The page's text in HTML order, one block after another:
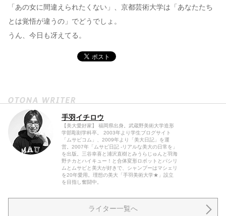
「あの女に間違えられたくない」、京都芸術大学は「あなたたち
とは覚悟が違うの」でどうでしょ。
うん、今日も冴えてる。
手羽イチロウ
【美大愛好家】 福岡県出身。武蔵野美術大学造形
学部彫刻学科卒。 2003年より学生ブログサイト
「ムサビコム」、2009年より「美大日記」を運
営。2007年「ムサビ日記 -リアルな美大の日常を」
を出版。三谷幸喜と浦沢直樹とみうらじゅんと羽海
野チカとハイキュー！と合体変形ロボットとパシリ
ムとムサビと美大が好きで、シャンプーはマシェリ
を20年愛用。理想の美大「手羽美術大学★」設立
を目指し奮闘中。
ライター一覧へ